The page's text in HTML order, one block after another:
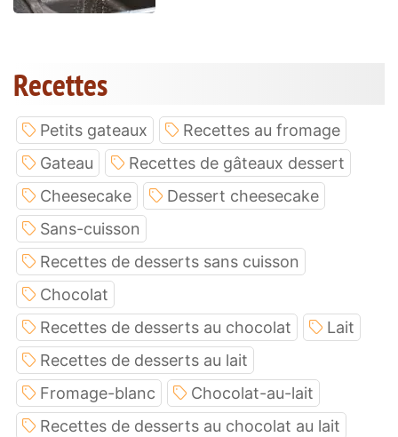
Recettes
Petits gateaux
Recettes au fromage
Gateau
Recettes de gâteaux dessert
Cheesecake
Dessert cheesecake
Sans-cuisson
Recettes de desserts sans cuisson
Chocolat
Recettes de desserts au chocolat
Lait
Recettes de desserts au lait
Fromage-blanc
Chocolat-au-lait
Recettes de desserts au chocolat au lait